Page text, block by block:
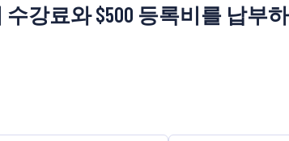
강료와 $500 등록비를 납부